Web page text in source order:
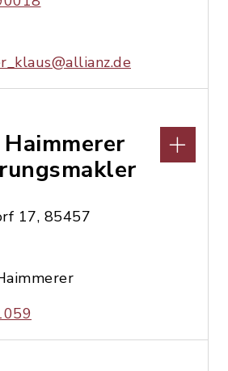
17, 85457